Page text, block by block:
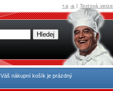
Váš nákupní košík je prázdný
+a -a | Textová verze